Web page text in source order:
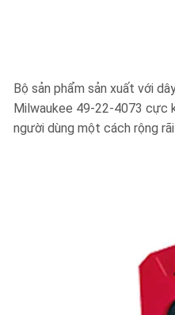
Bộ sản phẩm sản xuất với
Milwaukee 49-22-4073 cực
người dùng một cách rộng